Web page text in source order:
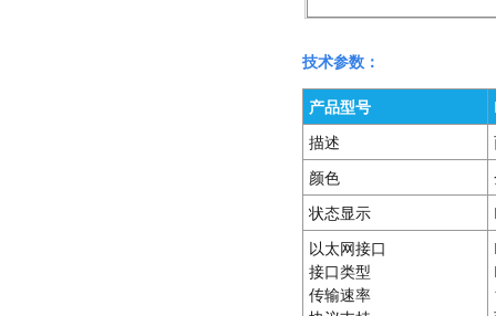
技术参数：
产品型号
描述
颜色
状态显示
以太网接口
接口类型
传输速率